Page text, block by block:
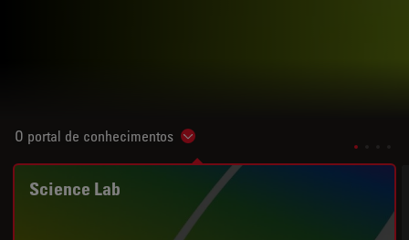
O portal de conhecimentos Show subnavigation
Science Lab